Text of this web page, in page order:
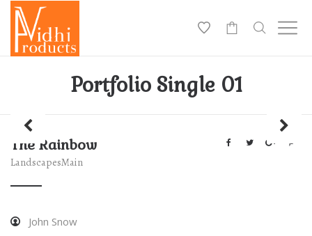
Portfolio Single 01
The Rainbow
LandscapesMain
John Snow